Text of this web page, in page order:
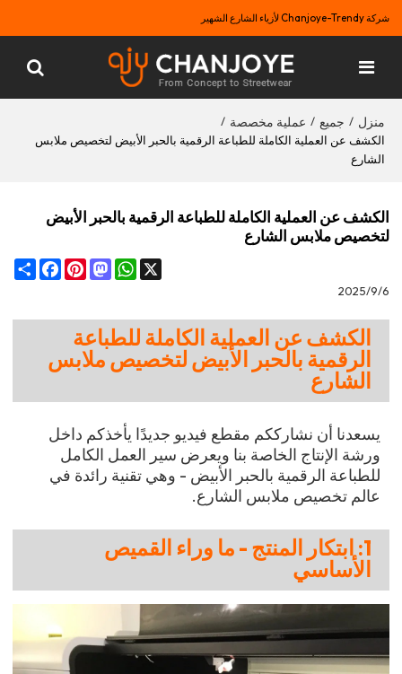
شركة Chanjoye-Trendy لأزياء الشارع الشهير
منزل / جميع / عملية مخصصة /
الكشف عن العملية الكاملة للطباعة الرقمية بالحبر الأبيض لتخصيص ملابس
الشارع
الكشف عن العملية الكاملة للطباعة الرقمية بالحبر الأبيض
لتخصيص ملابس الشارع
Share
FacebookPinterest
Mastodon
WhatsApp
X
2025/9/6
الكشف عن العملية الكاملة للطباعة
الرقمية بالحبر الأبيض لتخصيص ملابس
الشارع
يسعدنا أن نشارككم مقطع فيديو جديدًا يأخذكم داخل
ورشة الإنتاج الخاصة بنا ويعرض سير العمل الكامل
للطباعة الرقمية بالحبر الأبيض - وهي تقنية رائدة في
عالم تخصيص ملابس الشارع.
1: ابتكار المنتج - ما وراء القميص
الأساسي